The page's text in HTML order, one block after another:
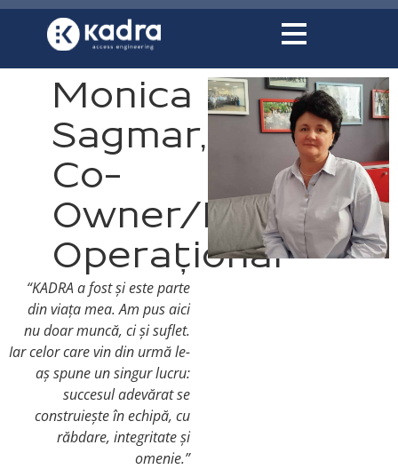
conținut
Monica
Sagmar,
Co-
Owner/Director
Operațional
“KADRA a fost și este parte
din viața mea. Am pus aici
nu doar muncă, ci și suflet.
Iar celor care vin din urmă le-
aș spune un singur lucru:
succesul adevărat se
construiește în echipă, cu
răbdare, integritate și
omenie.”